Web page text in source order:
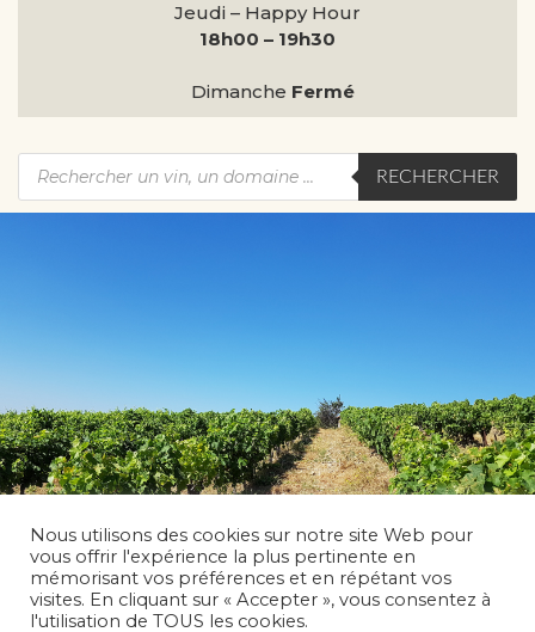
Jeudi – Happy Hour
18h00 – 19h30
Dimanche Fermé
RECHERCHER
Nous utilisons des cookies sur notre site Web pour
vous offrir l'expérience la plus pertinente en
mémorisant vos préférences et en répétant vos
visites. En cliquant sur « Accepter », vous consentez à
l'utilisation de TOUS les cookies.